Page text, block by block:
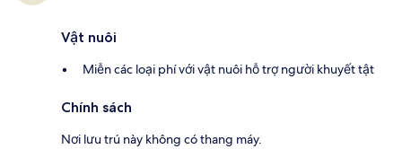
Vật nuôi
Miễn các loại phí với vật nuôi hỗ trợ người khuyết tật
Chính sách
Nơi lưu trú này không có thang máy.